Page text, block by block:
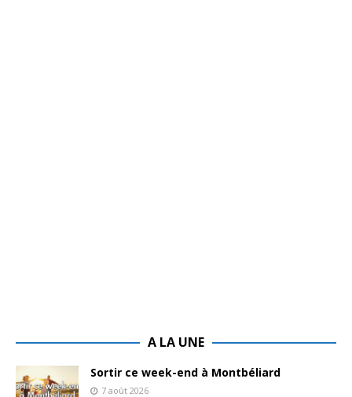
A LA UNE
Sortir ce week-end à Montbéliard
7 août 2026